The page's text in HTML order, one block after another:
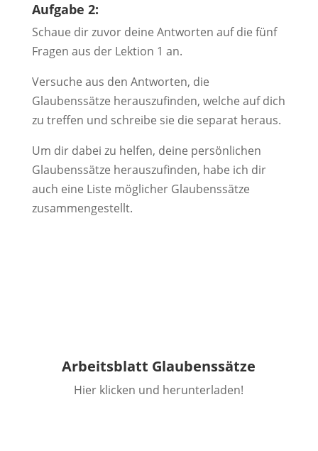
Aufgabe 2:
Schaue dir zuvor deine Antworten auf die fünf
Fragen aus der Lektion 1 an.
Versuche aus den Antworten, die
Glaubenssätze herauszufinden, welche auf dich
zu treffen und schreibe sie die separat heraus.
Um dir dabei zu helfen, deine persönlichen
Glaubenssätze herauszufinden, habe ich dir
auch eine Liste möglicher Glaubenssätze
zusammengestellt.
Arbeitsblatt Glaubenssätze
Hier klicken und herunterladen!